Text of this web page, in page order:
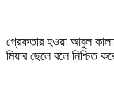
গ্রেফতার হওয়া আবুল
মিয়ার ছেলে বলে নিশ্চিত